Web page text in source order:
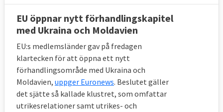
EU öppnar nytt förhandlingskapitel
med Ukraina och Moldavien
EU:s medlemsländer gav på fredagen
klartecken för att öppna ett nytt
förhandlingsområde med Ukraina och
Moldavien, uppger Euronews. Beslutet gäller
det sjätte så kallade klustret, som omfattar
utrikesrelationer samt utrikes- och